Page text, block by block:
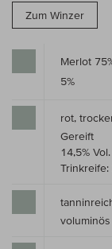
Zum Winzer
Merlot
5%
rot,
Gereift
14,5% Vol.